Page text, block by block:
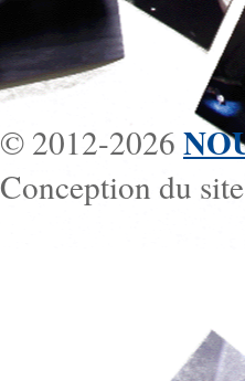
© 2012-2026
Conception du